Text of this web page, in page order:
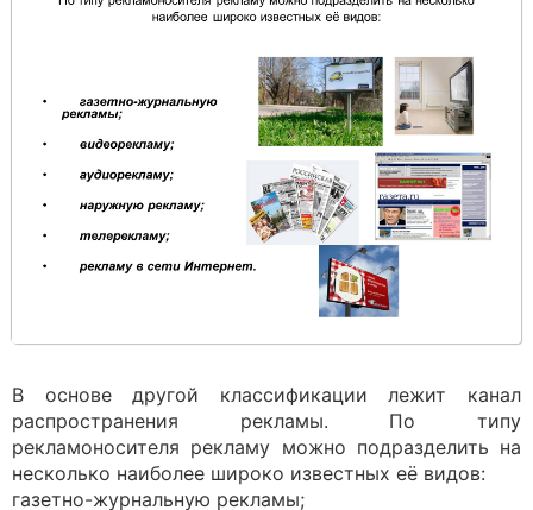
В основе другой классификации лежит канал
распространения рекламы. По типу
рекламоносителя рекламу можно подразделить на
несколько наиболее широко известных её видов:
газетно-журнальную рекламы;